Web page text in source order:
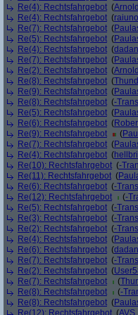
Re(4): Rechtsfahrgebot (Arnold
Re(4): Rechtsfahrgebot (raiuno
Re(7): Rechtsfahrgebot (
Re(5): Rechtsfahrgebot (
Re(4): Rechtsfahrgebot (
Re(7): Rechtsfahrgebot (
Re(2): Rechtsfahrgebot (Arnold
Re(8): Rechtsfahrgebot (
Re(9): Rechtsfahrgebot (
Re(8): Rechtsfahrgebot (-
Re(5): Rechtsfahrgebot (
Re(6): Rechtsfahrgebot (
Re(9): Rechtsfahrgebot
(
Re(7): Rechtsfahrgebot (
Re(4): Rechtsfahrgebot (
Re(10): Rechtsfahrgebot (-
Re(11): Rechtsfahrgebot (
Re(6): Rechtsfahrgebot (-
Re(12): Rechtsfahrgebot
(-
Re(5): Rechtsfahrgebot (-
Re(3): Rechtsfahrgebot (-
Re(2): Rechtsfahrgebot (-
Re(4): Rechtsfahrgebot (
Re(6): Rechtsfahrgebot (
Re(7): Rechtsfahrgebot (-
Re(2): Rechtsfahrgebot (
Re(7): Rechtsfahrgebot
(
Re(8): Rechtsfahrgebot
(-
Re(8): Rechtsfahrgebot (
Re(12): Rechtsfahrgebot (